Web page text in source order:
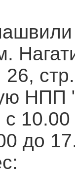
c
до
: